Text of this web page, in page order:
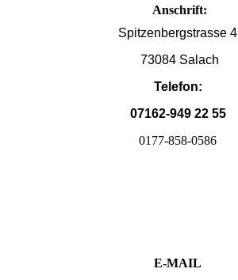
Anschrift:
Spitzenbergstrasse 4
73084 Salach
Telefon:
07162-949 22 55
0177-858-0586
E-MAIL